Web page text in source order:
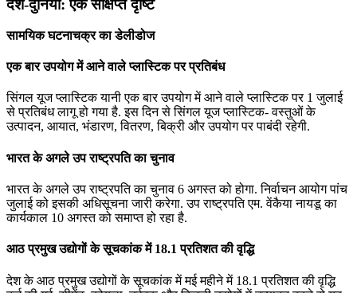
देश-दुनिया: एक संक्षिप्त दृष्टि
सामयिक घटनाचक्र का डेलीडोज
एक बार उपयोग में आने वाले प्लास्टिक पर प्रतिबंध
सिंगल यूज प्लास्टिक यानी एक बार उपयोग में आने वाले प्लास्टिक पर 1 जुलाई
से प्रतिबंध लागू हो गया है. इस दिन से सिंगल यूज प्लास्टिक- वस्तुओं के
उत्पादन, आयात, भंडारण, वितरण, बिक्री और उपयोग पर पाबंदी रहेगी.
भारत के अगले उप राष्‍ट्रपति का चुनाव
भारत के अगले उप राष्‍ट्रपति का चुनाव 6 अगस्‍त को होगा. निर्वाचन आयोग पांच
जुलाई को इसकी अधिसूचना जारी करेगा. उप राष्‍ट्रपति एम. वेंकैया नायडू का
कार्यकाल 10 अगस्‍त को समाप्‍त हो रहा है.
आठ प्रमुख उद्योगों के सूचकांक में 18.1 प्रतिशत की वृद्धि
देश के आठ प्रमुख उद्योगों के सूचकांक में मई महीने में 18.1 प्रतिशत की वृद्धि